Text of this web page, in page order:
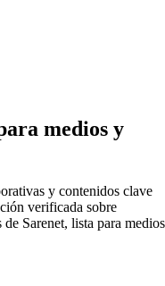
medios y
y contenidos clave
verificada sobre
Sarenet, lista para medios